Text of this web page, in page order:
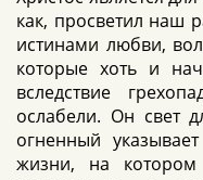
как, просветил наш
истинами любви,
которые хоть и
вследствие
ослабели. Он свет
огненный
жизни, на котором